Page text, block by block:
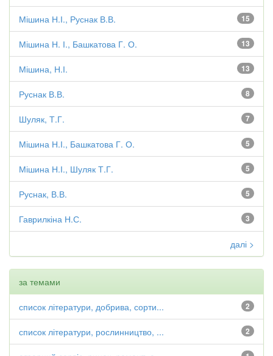
15
Мішина Н.І., Руснак В.В.
13
Мішина Н. І., Башкатова Г. О.
13
Мішина, Н.І.
8
Руснак В.В.
7
Шуляк, Т.Г.
5
Мішина Н.І., Башкатова Г. О.
5
Мішина Н.І., Шуляк Т.Г.
5
Руснак, В.В.
3
Гаврилкіна Н.С.
далі >
за темами
2
список літератури, добрива, сорти...
2
список літератури, рослинництво, ...